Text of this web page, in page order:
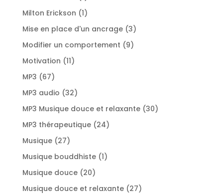
produit
Milton Erickson 11
Mise en place d'un ancrage 33
produits
Modifier un comportement 99
Motivation 1111
MP3 6767
produits
MP3 audio 3232
produits
MP3 Musique douce et relaxante 3030
MP3 thérapeutique 2424
Musique 2727
produits
Musique bouddhiste 11
Musique douce 2020
produits
Musique douce et relaxante 2727